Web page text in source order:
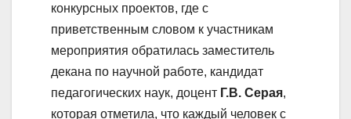
конкурсных проектов, где с
приветственным словом к участникам
мероприятия обратилась заместитель
декана по научной работе, кандидат
педагогических наук, доцент Г.В. Серая,
которая отметила, что каждый человек с